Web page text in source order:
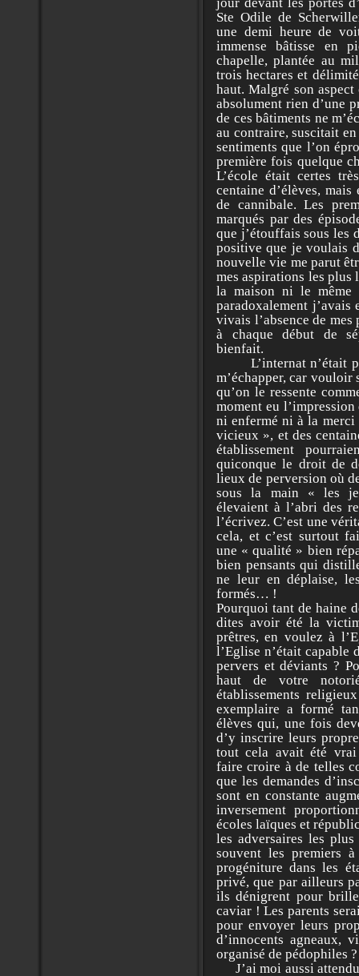
Ste Odile de
une demi heure de
immense bâtisse en
chapelle, plantée au
trois hectares et
haut. Malgré son aspect
absolument rien d’une
de ces bâtiments ne
au contraire, suscitait
sentiments que l’on
première fois quelque
L’école était certes
centaine d’élèves,
de cannibale. Les
marqués par des
que j’étouffais sous les
positive que je voulais
nouvelle vie me parut
mes aspirations les plus
la maison ni le même
paradoxalement
vivais l’absence de
à chaque début de
bienfait.
L’internat n’était
m’échapper, car vouloir
qu’on le ressente
moment eu l’impression
ni enfermé ni à la merci
vicieux », et des
établissement
quiconque le droit de
lieux de perversion où
sous la main « les
élevaient à l’abri des
l’écrivez. C’est une
cela, et c’est surtout
une « qualité » bien
bien pensants qui
ne leur en déplaise,
formés… !
Pourquoi tant de haine
dites avoir été la
prêtres, en voulez à
l’Eglise n’était capable
pervers et déviants ?
haut de votre
établissements
exemplaire a formé
élèves qui, une fois
d’y inscrire leurs
tout cela avait été vrai
faire croire à de telles
que les demandes
sont en constante
inversement
écoles laïques et
les adversaires les
souvent les premiers
progéniture dans les
privé, que par ailleurs
ils dénigrent pour
caviar ! Les parents
pour envoyer leurs
d’innocents agneaux,
organisé de pédophiles ?
J’ai moi aussi